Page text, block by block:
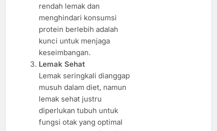
rendah lemak dan
menghindari konsumsi
protein berlebih adalah
kunci untuk menjaga
keseimbangan.
Lemak Sehat
Lemak seringkali dianggap
musuh dalam diet, namun
lemak sehat justru
diperlukan tubuh untuk
fungsi otak yang optimal